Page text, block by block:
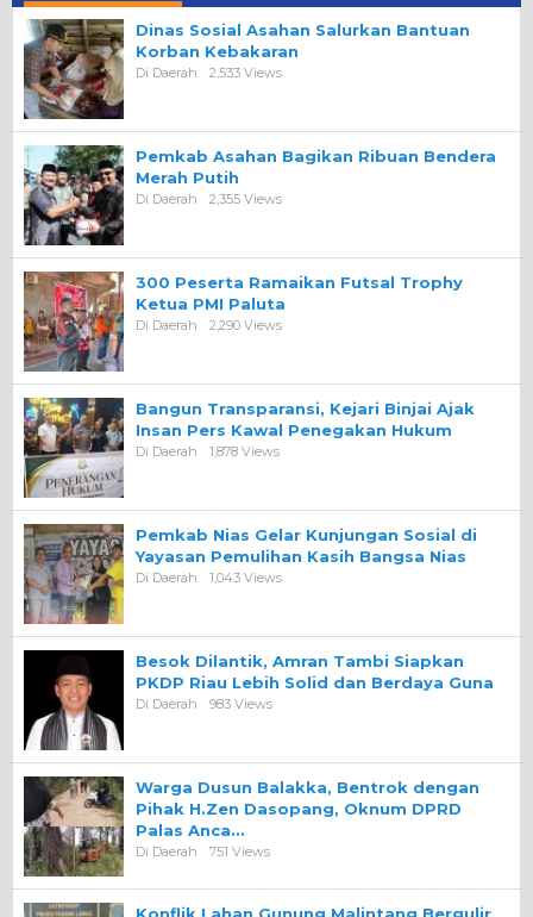
Dinas Sosial Asahan Salurkan Bantuan
Korban Kebakaran
Di Daerah 2,533 Views
Pemkab Asahan Bagikan Ribuan Bendera
Merah Putih
Di Daerah 2,355 Views
300 Peserta Ramaikan Futsal Trophy
Ketua PMI Paluta
Di Daerah 2,290 Views
Bangun Transparansi, Kejari Binjai Ajak
Insan Pers Kawal Penegakan Hukum
Di Daerah 1,878 Views
Pemkab Nias Gelar Kunjungan Sosial di
Yayasan Pemulihan Kasih Bangsa Nias
Di Daerah 1,043 Views
Besok Dilantik, Amran Tambi Siapkan
PKDP Riau Lebih Solid dan Berdaya Guna
Di Daerah 983 Views
Warga Dusun Balakka, Bentrok dengan
Pihak H.Zen Dasopang, Oknum DPRD
Palas Anca…
Di Daerah 751 Views
Konflik Lahan Gunung Malintang Bergulir